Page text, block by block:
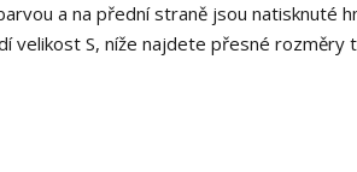
a na přední straně jsou natisknuté
velikost S, níže najdete přesné rozměry